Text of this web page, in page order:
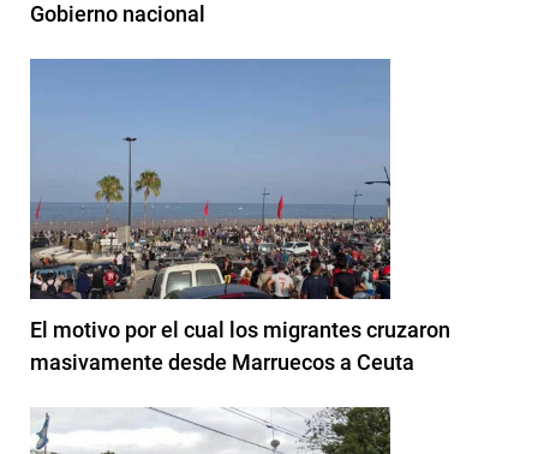
Gobierno nacional
El motivo por el cual los migrantes cruzaron
masivamente desde Marruecos a Ceuta